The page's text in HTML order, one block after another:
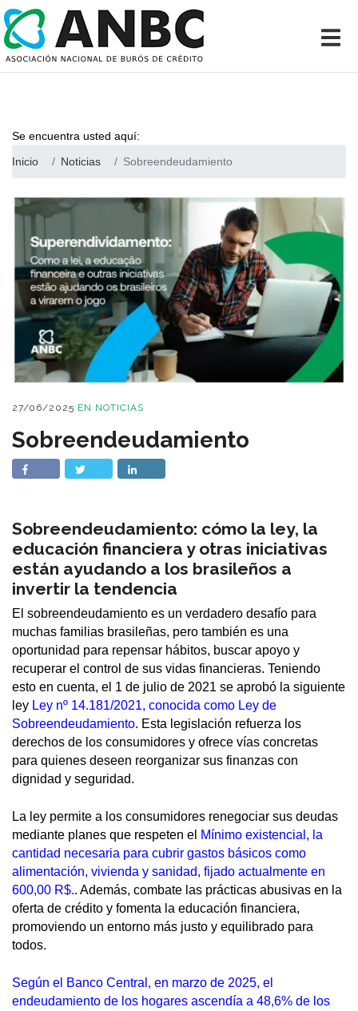
Se encuentra usted aquí:
Inicio
Noticias Sobreendeudamiento
27/06/2025 EN NOTICIAS
Sobreendeudamiento
Sobreendeudamiento: cómo la ley, la
educación financiera y otras iniciativas
están ayudando a los brasileños a
invertir la tendencia
El sobreendeudamiento es un verdadero desafío para
muchas familias brasileñas, pero también es una
oportunidad para repensar hábitos, buscar apoyo y
recuperar el control de sus vidas financieras. Teniendo
esto en cuenta, el 1 de julio de 2021 se aprobó la siguiente
ley Ley nº 14.181/2021, conocida como Ley de
Sobreendeudamiento. Esta legislación refuerza los
derechos de los consumidores y ofrece vías concretas
para quienes deseen reorganizar sus finanzas con
dignidad y seguridad.
La ley permite a los consumidores renegociar sus deudas
mediante planes que respeten el Mínimo existencial, la
cantidad necesaria para cubrir gastos básicos como
alimentación, vivienda y sanidad, fijado actualmente en
600,00 R$.. Además, combate las prácticas abusivas en la
oferta de crédito y fomenta la educación financiera,
promoviendo un entorno más justo y equilibrado para
todos.
Según el Banco Central, en marzo de 2025, el
endeudamiento de los hogares ascendía a 48,6% de los